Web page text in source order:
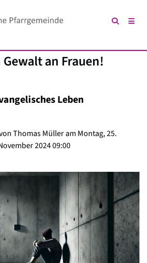
Gewalt an Frauen!
Leben
Thomas Müller am Montag, 25.
2024 09:00